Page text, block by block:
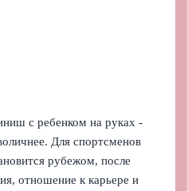
с ребенком на руках -
Для спортсменов
рубежом, после
отношение к карьере и